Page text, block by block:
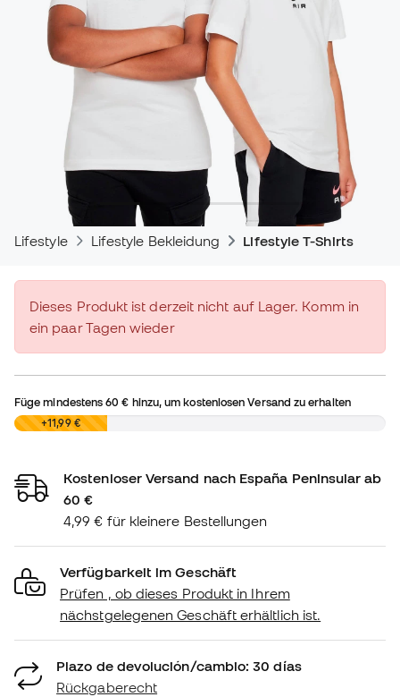
Lifestyle Lifestyle Bekleidung Lifestyle T-Shirts
Dieses Produkt ist derzeit nicht auf Lager. Komm in
ein paar Tagen wieder
Füge mindestens60 € hinzu, um kostenlosen Versand zu erhalten
0,00 €+11,99 €
Kostenloser Versand nach España Peninsular ab
60 €
4,99 € für kleinere Bestellungen
Verfügbarkeit im Geschäft
Prüfen , ob dieses Produkt in Ihrem
nächstgelegenen Geschäft erhältlich ist.
Plazo de devolución/cambio: 30 días
Rückgaberecht